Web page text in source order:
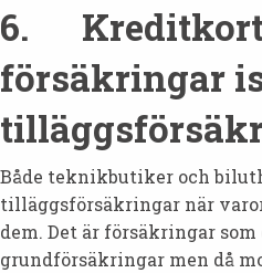
6.
försäkringar
Både teknikbutiker och
tilläggsförsäkringar när
dem. Det är försäkringar
grundförsäkringar men då